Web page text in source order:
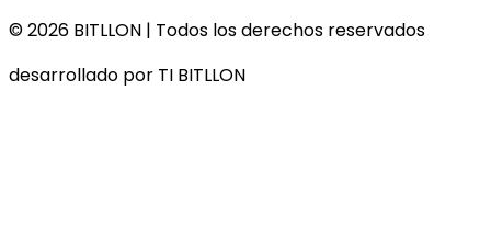
© 2026 BITLLON | Todos los derechos reservados
desarrollado por TI BITLLON